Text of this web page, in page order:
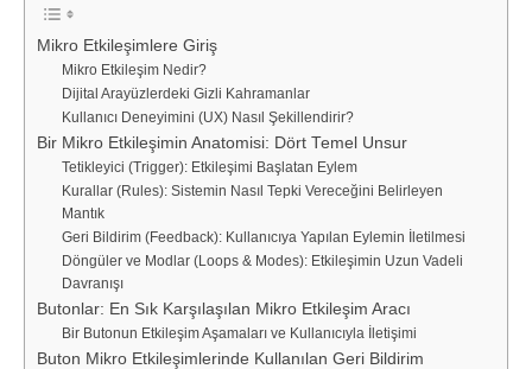
Mikro Etkileşimlere Giriş
Mikro Etkileşim Nedir?
Dijital Arayüzlerdeki Gizli Kahramanlar
Kullanıcı Deneyimini (UX) Nasıl Şekillendirir?
Bir Mikro Etkileşimin Anatomisi: Dört Temel Unsur
Tetikleyici (Trigger): Etkileşimi Başlatan Eylem
Kurallar (Rules): Sistemin Nasıl Tepki Vereceğini Belirleyen
Mantık
Geri Bildirim (Feedback): Kullanıcıya Yapılan Eylemin İletilmesi
Döngüler ve Modlar (Loops & Modes): Etkileşimin Uzun Vadeli
Davranışı
Butonlar: En Sık Karşılaşılan Mikro Etkileşim Aracı
Bir Butonun Etkileşim Aşamaları ve Kullanıcıyla İletişimi
Buton Mikro Etkileşimlerinde Kullanılan Geri Bildirim